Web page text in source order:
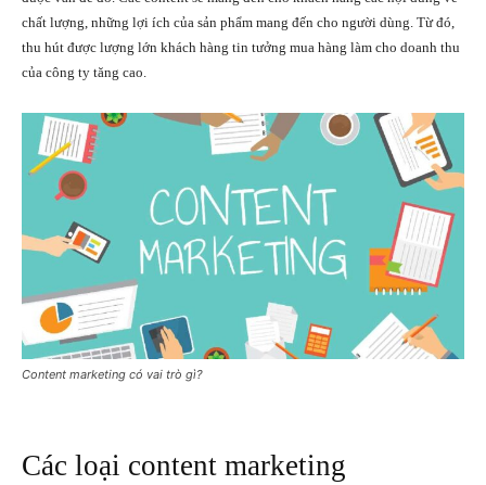
chất lượng, những lợi ích của sản phẩm mang đến cho người dùng. Từ đó,
thu hút được lượng lớn khách hàng tin tưởng mua hàng làm cho doanh thu
của công ty tăng cao.
Content marketing có vai trò gì?
Các loại content marketing